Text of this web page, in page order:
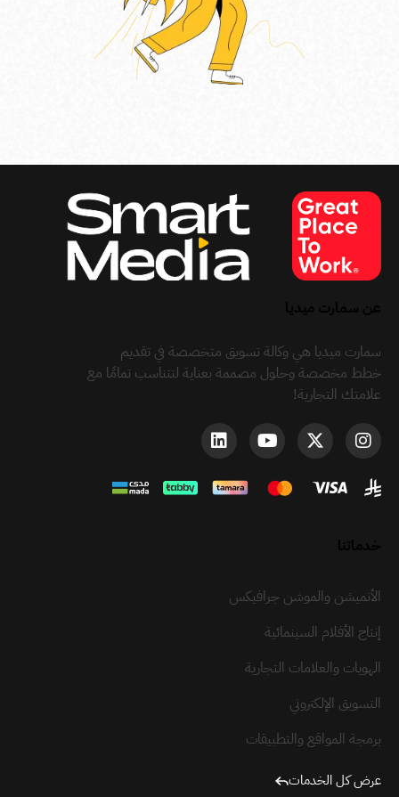
سمارت ميديا هي وكالة تسويق متخصصة في تقديم
خطط مخصصة وحلول مصممة بعناية لتتناسب تمامًا مع
علامتك التجارية!
الأنميشن والموشن جرافيكس
إنتاج الأفلام السينمائية
الهويات والعلامات التجارية
التسويق الإلكتروني
برمجة المواقع والتطبيقات
عرض كل الخدمات